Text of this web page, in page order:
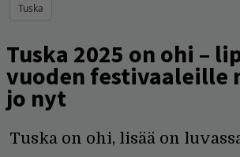
Tuska
Tuska 2025 on ohi –
vuoden festivaaleille
jo nyt
Tuska on ohi, lisää on